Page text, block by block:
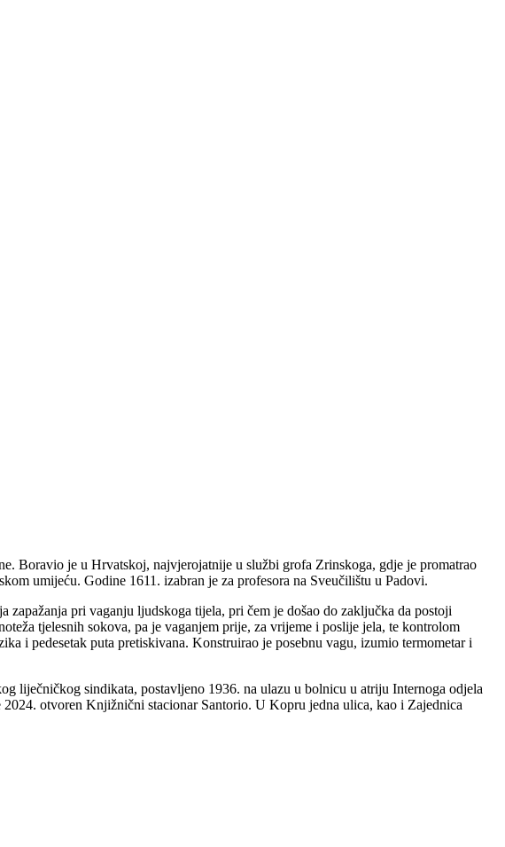
Boravio je u Hrvatskoj, najvjerojatnije u službi grofa Zrinskoga, gdje je promatrao
umijeću. Godine 1611. izabran je za profesora na Sveučilištu u Padovi.
zapažanja pri vaganju ljudskoga tijela, pri čem je došao do zaključka da postoji
tjelesnih sokova, pa je vaganjem prije, za vrijeme i poslije jela, te kontrolom
i pedesetak puta pretiskivana. Konstruirao je posebnu vagu, izumio termometar i
liječničkog sindikata, postavljeno 1936. na ulazu u bolnicu u atriju Internoga odjela
otvoren Knjižnični stacionar Santorio. U Kopru jedna ulica, kao i Zajednica